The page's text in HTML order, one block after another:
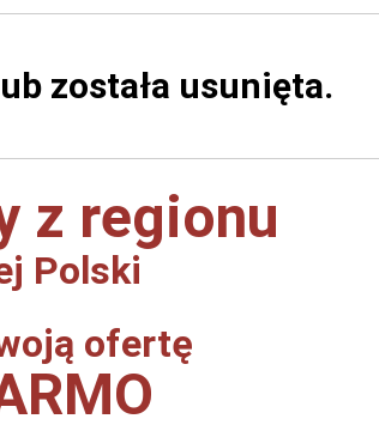
została usunięta.
z regionu
Polski
ofertę